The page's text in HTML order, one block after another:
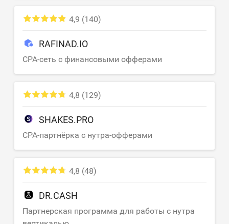
RAFINAD.IO
CPA-сеть с финансовыми офферами
4,9 (140)
SHAKES.PRO
CPA-партнёрка с нутра-офферами
4,8 (129)
DR.CASH
Партнерская программа для работы с нутра
4,8 (48)